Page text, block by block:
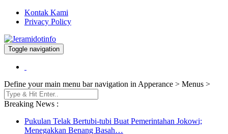
Kontak Kami
Privacy Policy
Jeramidotinfo
Berita dan Informasi Terkini
Toggle navigation
Define your main menu bar navigation in Apperance > Menus >
Breaking News :
Pukulan Telak Bertubi-tubi Buat Pemerintahan Jokowi;
Menegakkan Benang Basah…